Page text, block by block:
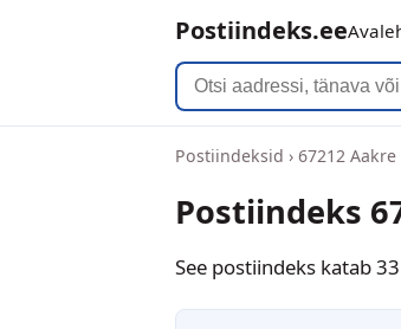
Postiindeks.ee
Postiindeksid › 67212
Postiindeks
See postiindeks katab